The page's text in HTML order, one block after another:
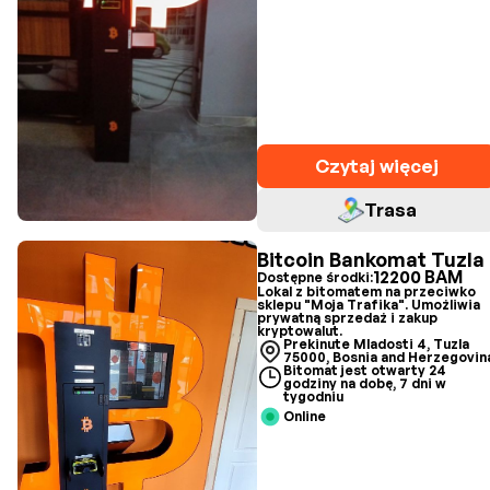
Czytaj więcej
Trasa
Bitcoin Bankomat Tuzla
Dostępne środki:12200 BAM
Lokal z bitomatem na przeciwko
sklepu "Moja Trafika". Umożliwia
prywatną sprzedaż i zakup
kryptowalut.
Prekinute Mladosti 4, Tuzla
75000, Bosnia and
Bitomat jest otwarty 24
godziny na dobę, 7 dni w
tygodniu
Online